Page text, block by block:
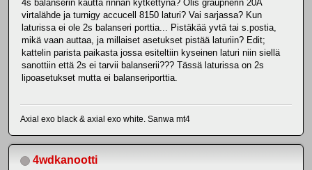
4s balanserin kautta rinnan kytkettynä? Olis graupnerin 20A
virtalähde ja turnigy accucell 8150 laturi? Vai sarjassa? Kun
laturissa ei ole 2s balanseri porttia... Pistäkää yvtä tai s.postia,
mikä vaan auttaa, ja millaiset asetukset pistää laturiin? Edit;
kattelin parista paikasta jossa esiteltiin kyseinen laturi niin siellä
sanottiin että 2s ei tarvii balanserii??? Tässä laturissa on 2s
lipoasetukset mutta ei balanseriporttia.
Axial exo black & axial exo white. Sanwa mt4
4wdkanootti